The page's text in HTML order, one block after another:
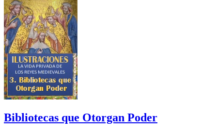
Bibliotecas que Otorgan Poder